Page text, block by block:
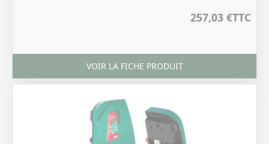
257,03 €TTC
VOIR LA FICHE PRODUIT